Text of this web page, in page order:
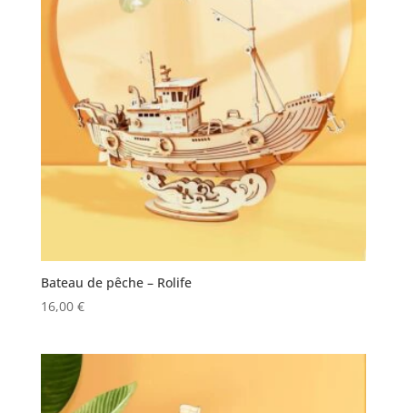
Bateau de pêche – Rolife
16,00 €